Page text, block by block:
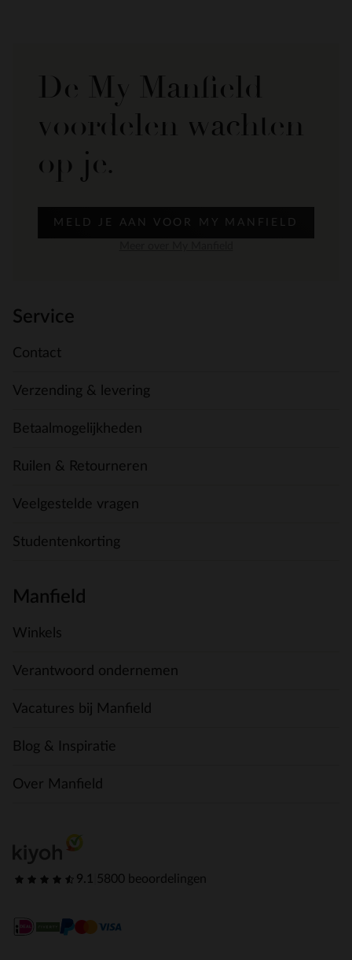
De My Manfield
voordelen wachten
op je.
MELD JE AAN VOOR MY MANFIELD
Service
Contact
Verzending & levering
Betaalmogelijkheden
Ruilen & Retourneren
Veelgestelde vragen
Studentenkorting
Manfield
Winkels
Verantwoord ondernemen
Vacatures bij Manfield
Blog & Inspiratie
Over Manfield
9.1 5800 beoordelingen